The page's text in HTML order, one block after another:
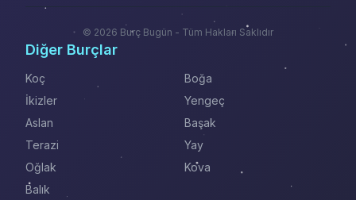
© 2026 Burç Bugün - Tüm Hakları Saklıdır
Diğer Burçlar
Koç
Boğa
İkizler
Yengeç
Aslan
Başak
Terazi
Yay
Oğlak
Kova
Balık